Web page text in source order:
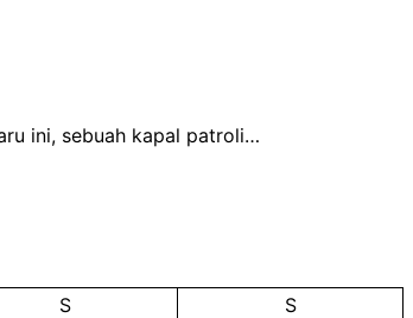
ini, sebuah kapal patroli…
S
S